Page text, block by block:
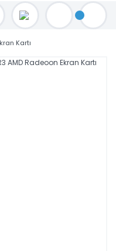
MAİL ATINIZ.
İLE GÖNDERİYORUZ!
Kartı